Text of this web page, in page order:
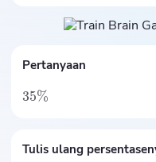
Pertanyaan
35%
Tulis ulang